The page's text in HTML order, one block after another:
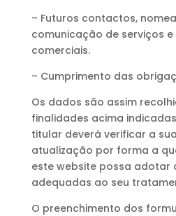
– Futuros contactos,
comunicação de serviços
comerciais.
– Cumprimento das
Os dados são assim
finalidades acima
titular deverá verificar a
atualização por forma a
este website possa adotar
adequadas ao seu
O preenchimento dos